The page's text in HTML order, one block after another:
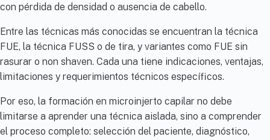
con pérdida de densidad o ausencia de cabello.
Entre las técnicas más conocidas se encuentran la técnica
FUE, la técnica FUSS o de tira, y variantes como FUE sin
rasurar o non shaven. Cada una tiene indicaciones, ventajas,
limitaciones y requerimientos técnicos específicos.
Por eso, la formación en microinjerto capilar no debe
limitarse a aprender una técnica aislada, sino a comprender
el proceso completo: selección del paciente, diagnóstico,